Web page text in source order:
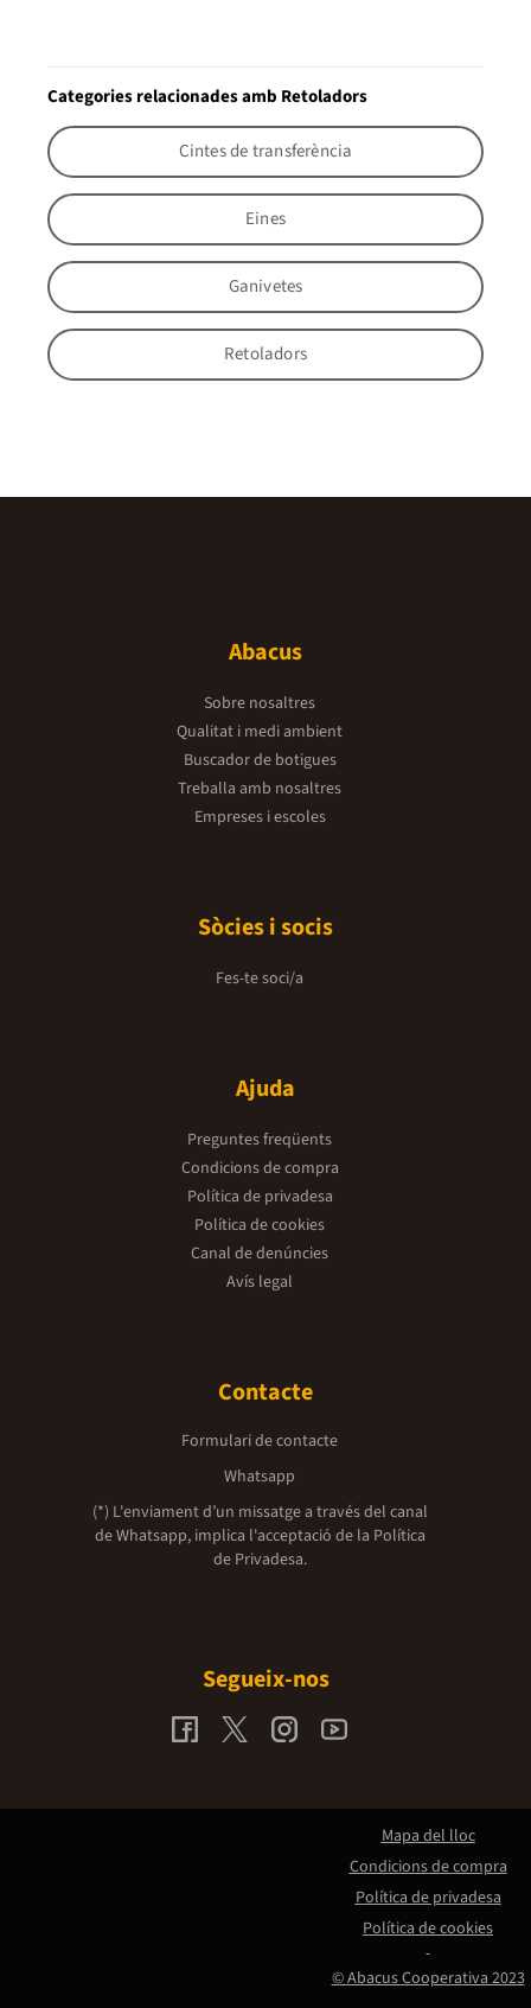
Categories relacionades amb Retoladors
Cintes de transferència
Eines
Ganivetes
Retoladors
Abacus
Sobre nosaltres
Qualitat i medi ambient
Buscador de botigues
Treballa amb nosaltres
Empreses i escoles
Sòcies i socis
Fes-te soci/a
Ajuda
Preguntes freqüents
Condicions de compra
Política de privadesa
Política de cookies
Canal de denúncies
Avís legal
Contacte
Formulari de contacte
Whatsapp
(*) L'enviament d’un missatge a través del canal
de Whatsapp, implica l'acceptació de la Política
de Privadesa.
Segueix-nos
© Abacus Cooperativa 2023
Mapa del lloc
Condicions de compra
Política de privadesa
Política de cookies